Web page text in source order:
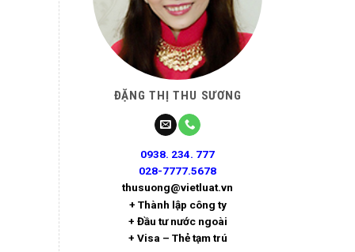
ĐẶNG THỊ THU SƯƠNG
0938. 234. 777
028-7777.5678
thusuong@vietluat.vn
+ Thành lập công ty
+ Đầu tư nước ngoài
+ Visa – Thẻ tạm trú